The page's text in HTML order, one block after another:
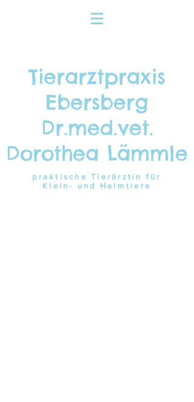
Tierarztpraxis
Ebersberg
Dr.med.vet.
Dorothea Lämmle
praktische Tierärztin für
Klein- und Heimtiere